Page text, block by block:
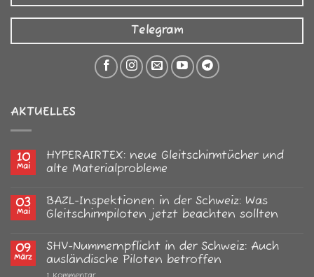
Telegram
AKTUELLES
10
Mai
HYPERAIRTEX: neue Gleitschirmtücher und
alte Materialprobleme
zu
HYPERAIRTEX:
neue
alte
Materialprobleme
03
Mai
BAZL-Inspektionen in der Schweiz: Was
Gleitschirmpiloten jetzt beachten sollten
zu
BAZL-
Inspektionen
in
09
März
SHV-Nummernpflicht in der Schweiz: Auch
ausländische Piloten betroffen
zu